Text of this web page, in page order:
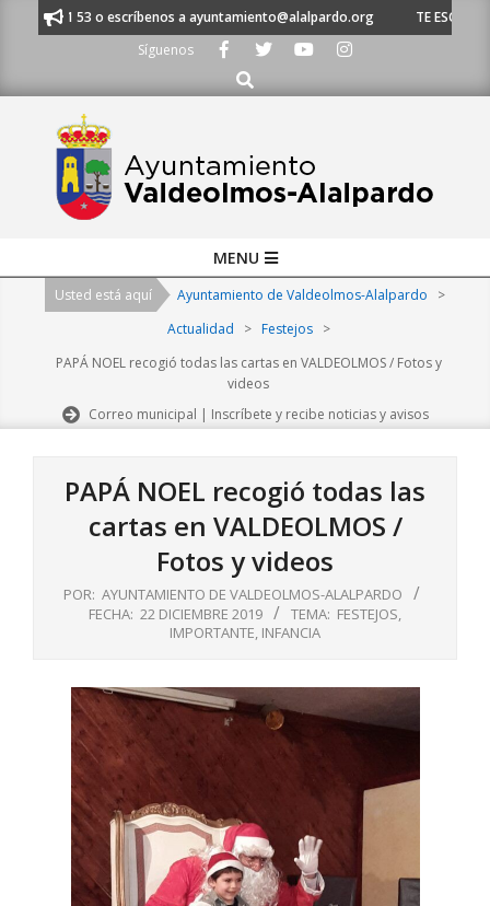
91 620 21 53 o escríbenos a ayuntamiento@alalpardo.org
TE
Síguenos
Buscar
Navigation
MENU
Usted está aquí Ayuntamiento de Valdeolmos-Alalpardo
>
Actualidad
> Festejos
>
PAPÁ NOEL recogió todas las cartas en VALDEOLMOS / Fotos y
videos
Correo municipal | Inscríbete y recibe noticias y avisos
PAPÁ NOEL recogió todas las
cartas en VALDEOLMOS /
Fotos y videos
POR: AYUNTAMIENTO DE VALDEOLMOS-ALALPARDO
FECHA: 22 DICIEMBRE 2019 TEMA: FESTEJOS,
IMPORTANTE, INFANCIA